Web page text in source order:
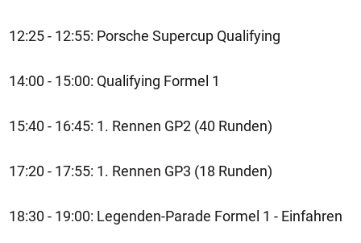
12:25 - 12:55: Porsche Supercup Qualifying
14:00 - 15:00: Qualifying Formel 1
15:40 - 16:45: 1. Rennen GP2 (40 Runden)
17:20 - 17:55: 1. Rennen GP3 (18 Runden)
18:30 - 19:00: Legenden-Parade Formel 1 - Einfahren